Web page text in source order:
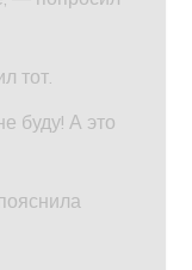
тот.
буду! А это